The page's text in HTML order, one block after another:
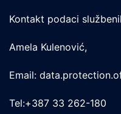
Kontakt podaci
Amela Kulenović,
Email:
Tel:+387 33 262-180